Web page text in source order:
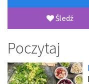
Śledź
Poczytaj